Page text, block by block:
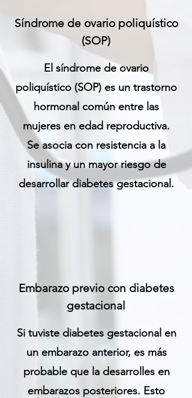
Síndrome de ovario poliquístico
(SOP)
El síndrome de ovario
poliquístico (SOP) es un trastorno
hormonal común entre las
mujeres en edad reproductiva.
Se asocia con resistencia a la
insulina y un mayor riesgo de
desarrollar diabetes gestacional.
Embarazo previo con diabetes
gestacional
Si tuviste diabetes gestacional en
un embarazo anterior, es más
probable que la desarrolles en
embarazos posteriores. Esto